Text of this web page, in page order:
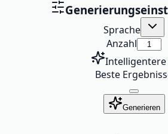
Sprache
Anzahl
Intelligentere
Beste
Generieren